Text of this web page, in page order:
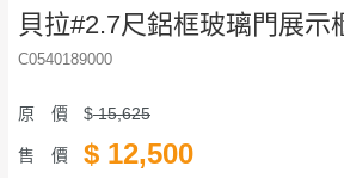
貝拉#2.7尺鋁框玻璃門展示
C0540189000
原 價 $15,625
售 價 $ 12,500